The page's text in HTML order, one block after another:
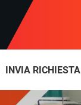
INVIA RICHIESTA